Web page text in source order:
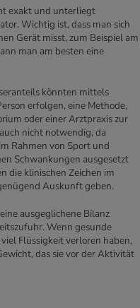
exakt und unterliegt
Wichtig ist, dass man sich
Gerät misst, zum Beispiel am
man am besten eine
könnten mittels
erfolgen, eine Methode,
oder einer Arztpraxis zur
nicht notwendig, da
Rahmen von Sport und
Schwankungen ausgesetzt
die klinischen Zeichen im
Auskunft geben.
ausgeglichene Bilanz
Wenn gesunde
Flüssigkeit verloren haben,
das sie vor der Aktivität